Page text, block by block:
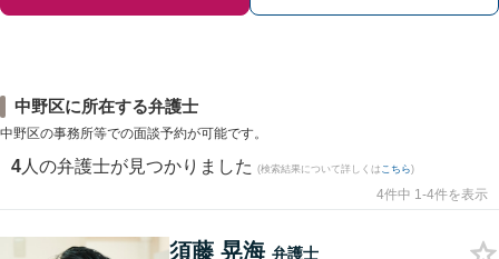
中野区に所在する弁護士
中野区の事務所等での面談予約が可能です。
4 人の弁護士が見つかりました (検索結果について詳しくは こちら)
4件中 1-4件を表示
須藤 晃海 弁護士